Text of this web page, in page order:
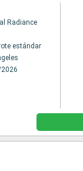
Radiance
estándar